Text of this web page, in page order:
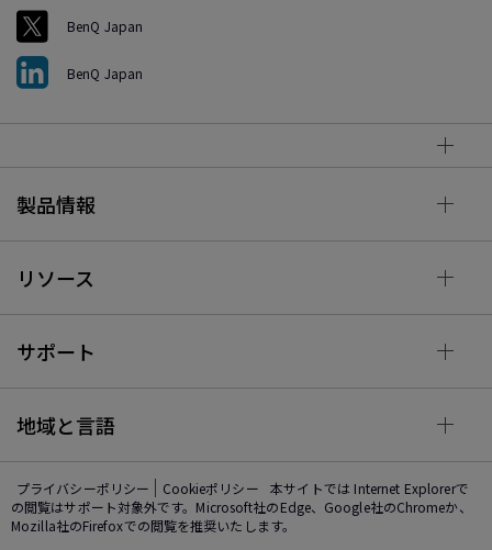
BenQ Japan
BenQ Japan
製品情報
リソース
サポート
地域と言語
プライバシーポリシー Cookieポリシー
本サイトでは Internet Explorerで
の閲覧はサポート対象外です。Microsoft社のEdge、Google社のChromeか、
Mozilla社のFirefoxでの閲覧を推奨いたします。